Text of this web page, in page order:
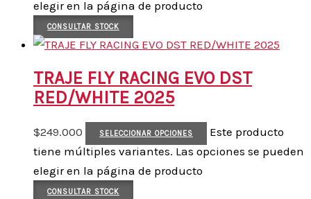
elegir en la página de producto
CONSULTAR STOCK
TRAJE FLY RACING EVO DST
RED/WHITE 2025
$249.000 SELECCIONAR OPCIONES
Este producto
tiene múltiples variantes. Las opciones se pueden
elegir en la página de producto
CONSULTAR STOCK